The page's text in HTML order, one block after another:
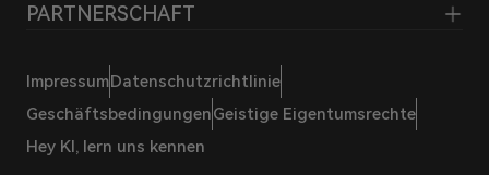
PARTNERSCHAFT
ImpressumDatenschutzrichtlinie
GeschäftsbedingungenGeistige Eigentumsrechte
Hey KI, lern uns kennen